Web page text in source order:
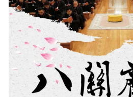
西澳中華學校
佛誕節
義工招募
參訪需知
茶禪讀書會
八關齋戒
Search
中文
中文
English